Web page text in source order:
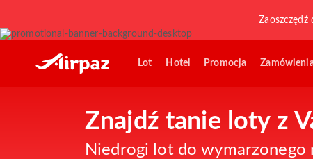
Zaoszczędź
Lot Hotel Promocja
Znajdź tanie loty z
Niedrogi lot do wymarzonego